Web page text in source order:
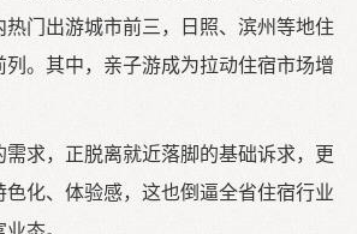
热门出游城市前三，日照、滨州等地住
。其中，亲子游成为拉动住宿市场增
需求，正脱离就近落脚的基础诉求，更
化、体验感，这也倒逼全省住宿行业